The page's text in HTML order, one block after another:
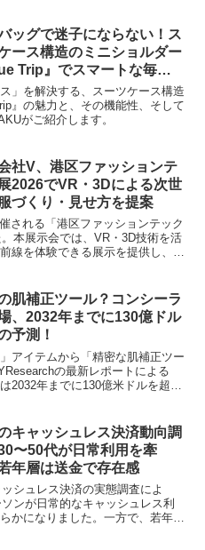
ッグで迷子にならない！ス
ース構造のミニショルダー
Trip』でスマートな毎日
」を解決する、スーツケース構造
』の魅力と、その機能性、そして
がご紹介します。
社V、港区ファッションテ
2026でVR・3Dによる次世
づくり・見せ方を提案
される「港区ファッションテック
本展示会では、VR・3D技術を活
線を体験できる展示を提供し、デ
肌補正ツール？コンシーラ
、2032年までに130億ドル
予測！
アイテムから「精密な肌補正ツー
の最新レポートによる
2032年までに130億米ドルを超え
を編集長KENSAKUが解説しま
キャッシュレス決済動向調
〜50代が日常利用を牽
年層は送金で存在感
シュレス決済の実態調査によ
ンが日常的なキャッシュレス利
かになりました。一方で、若年層